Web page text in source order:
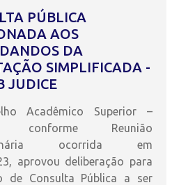
PÚBLICA
AOS
DA
SIMPLIFICADA -
JUDICE
Acadêmico Superior –
conforme Reunião
ocorrida em
aprovou deliberação para
de Consulta Pública a ser